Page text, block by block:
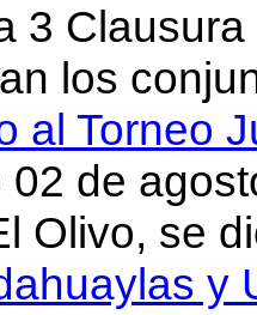
3
los
al Torneo
02 de
Olivo, se
y